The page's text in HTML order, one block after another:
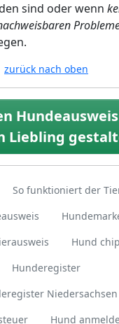
sind oder wenn
zurück nach oben
Liebling
So funktioniert der
Hund
Hunderegister
Niedersachsen
Hund